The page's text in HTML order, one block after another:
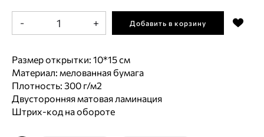
- + Добавить в корзину
Размер открытки: 10*15 см
Материал: мелованная бумага
Плотность: 300 г/м2
Двусторонняя матовая ламинация
Штрих-код на обороте